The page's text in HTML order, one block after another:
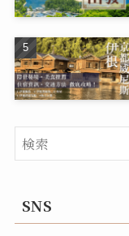
SNS